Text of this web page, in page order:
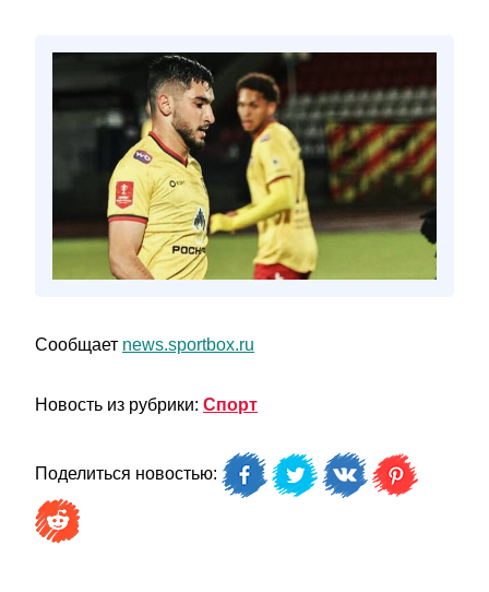
Сообщает news.sportbox.ru
Новость из рубрики: Спорт
Поделиться новостью: